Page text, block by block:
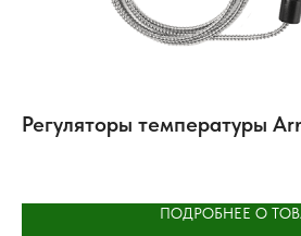
Регуляторы температуры
ПОДРОБНЕЕ О